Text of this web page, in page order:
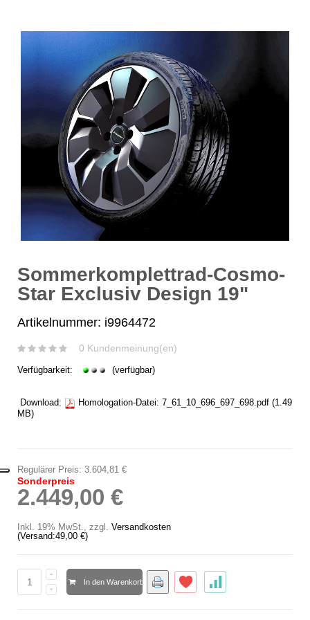
Sommerkomplettrad-Cosmo-
Star Exclusiv Design 19"
Artikelnummer: i9964472
0 Kundenmeinung(en)
Verfügbarkeit: (verfügbar)
Download: Homologation-Datei: 7_61_10_696_697_698.pdf (1.49
MB)
Regulärer Preis: 3.604,81 €
Sonderpreis
2.449,00 €
Inkl. 19% MwSt., zzgl. Versandkosten
(Versand:49,00 €)
In den Warenkorb